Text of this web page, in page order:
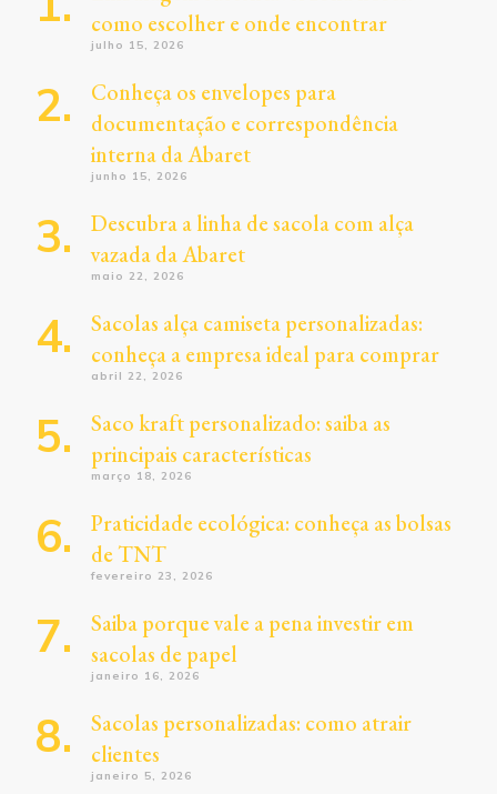
como escolher e onde encontrar
julho 15, 2026
Conheça os envelopes para
documentação e correspondência
interna da Abaret
junho 15, 2026
Descubra a linha de sacola com alça
vazada da Abaret
maio 22, 2026
Sacolas alça camiseta personalizadas:
conheça a empresa ideal para comprar
abril 22, 2026
Saco kraft personalizado: saiba as
principais características
março 18, 2026
Praticidade ecológica: conheça as bolsas
de TNT
fevereiro 23, 2026
Saiba porque vale a pena investir em
sacolas de papel
janeiro 16, 2026
Sacolas personalizadas: como atrair
clientes
janeiro 5, 2026